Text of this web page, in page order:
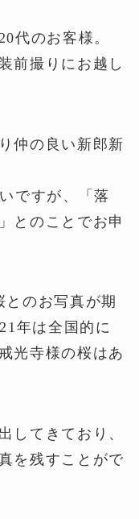
代のお客様。
前撮りにお越し
仲の良い新郎新
ですが、「落
とのことでお申
のお写真が期
年は全国的に
光寺様の桜はあ
してきており、
を残すことがで